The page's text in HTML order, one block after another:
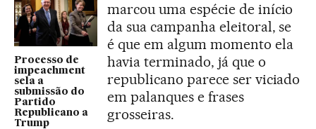
Processo de
impeachment
sela a
submissão do
Partido
Republicano a
Trump
marcou uma espécie de início
da sua campanha eleitoral, se
é que em algum momento ela
havia terminado, já que o
republicano parece ser viciado
em palanques e frases
grosseiras.